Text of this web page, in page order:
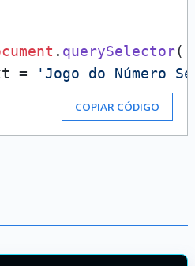
. querySelector(
= 'Jogo do Número
COPIAR CÓDIGO